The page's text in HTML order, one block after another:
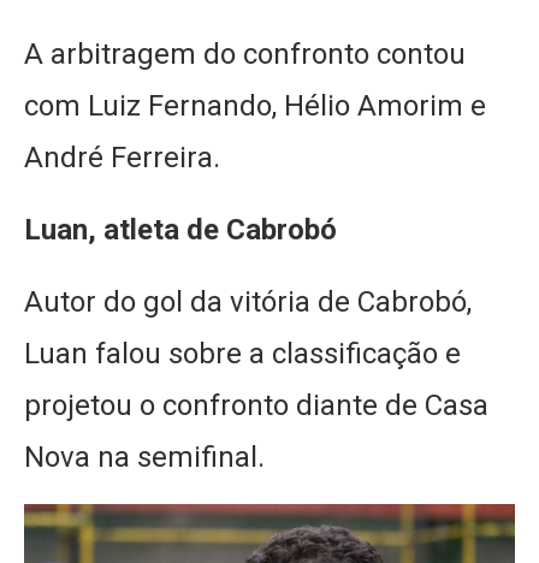
A arbitragem do confronto contou
com Luiz Fernando, Hélio Amorim e
André Ferreira.
Luan, atleta de Cabrobó
Autor do gol da vitória de Cabrobó,
Luan falou sobre a classificação e
projetou o confronto diante de Casa
Nova na semifinal.